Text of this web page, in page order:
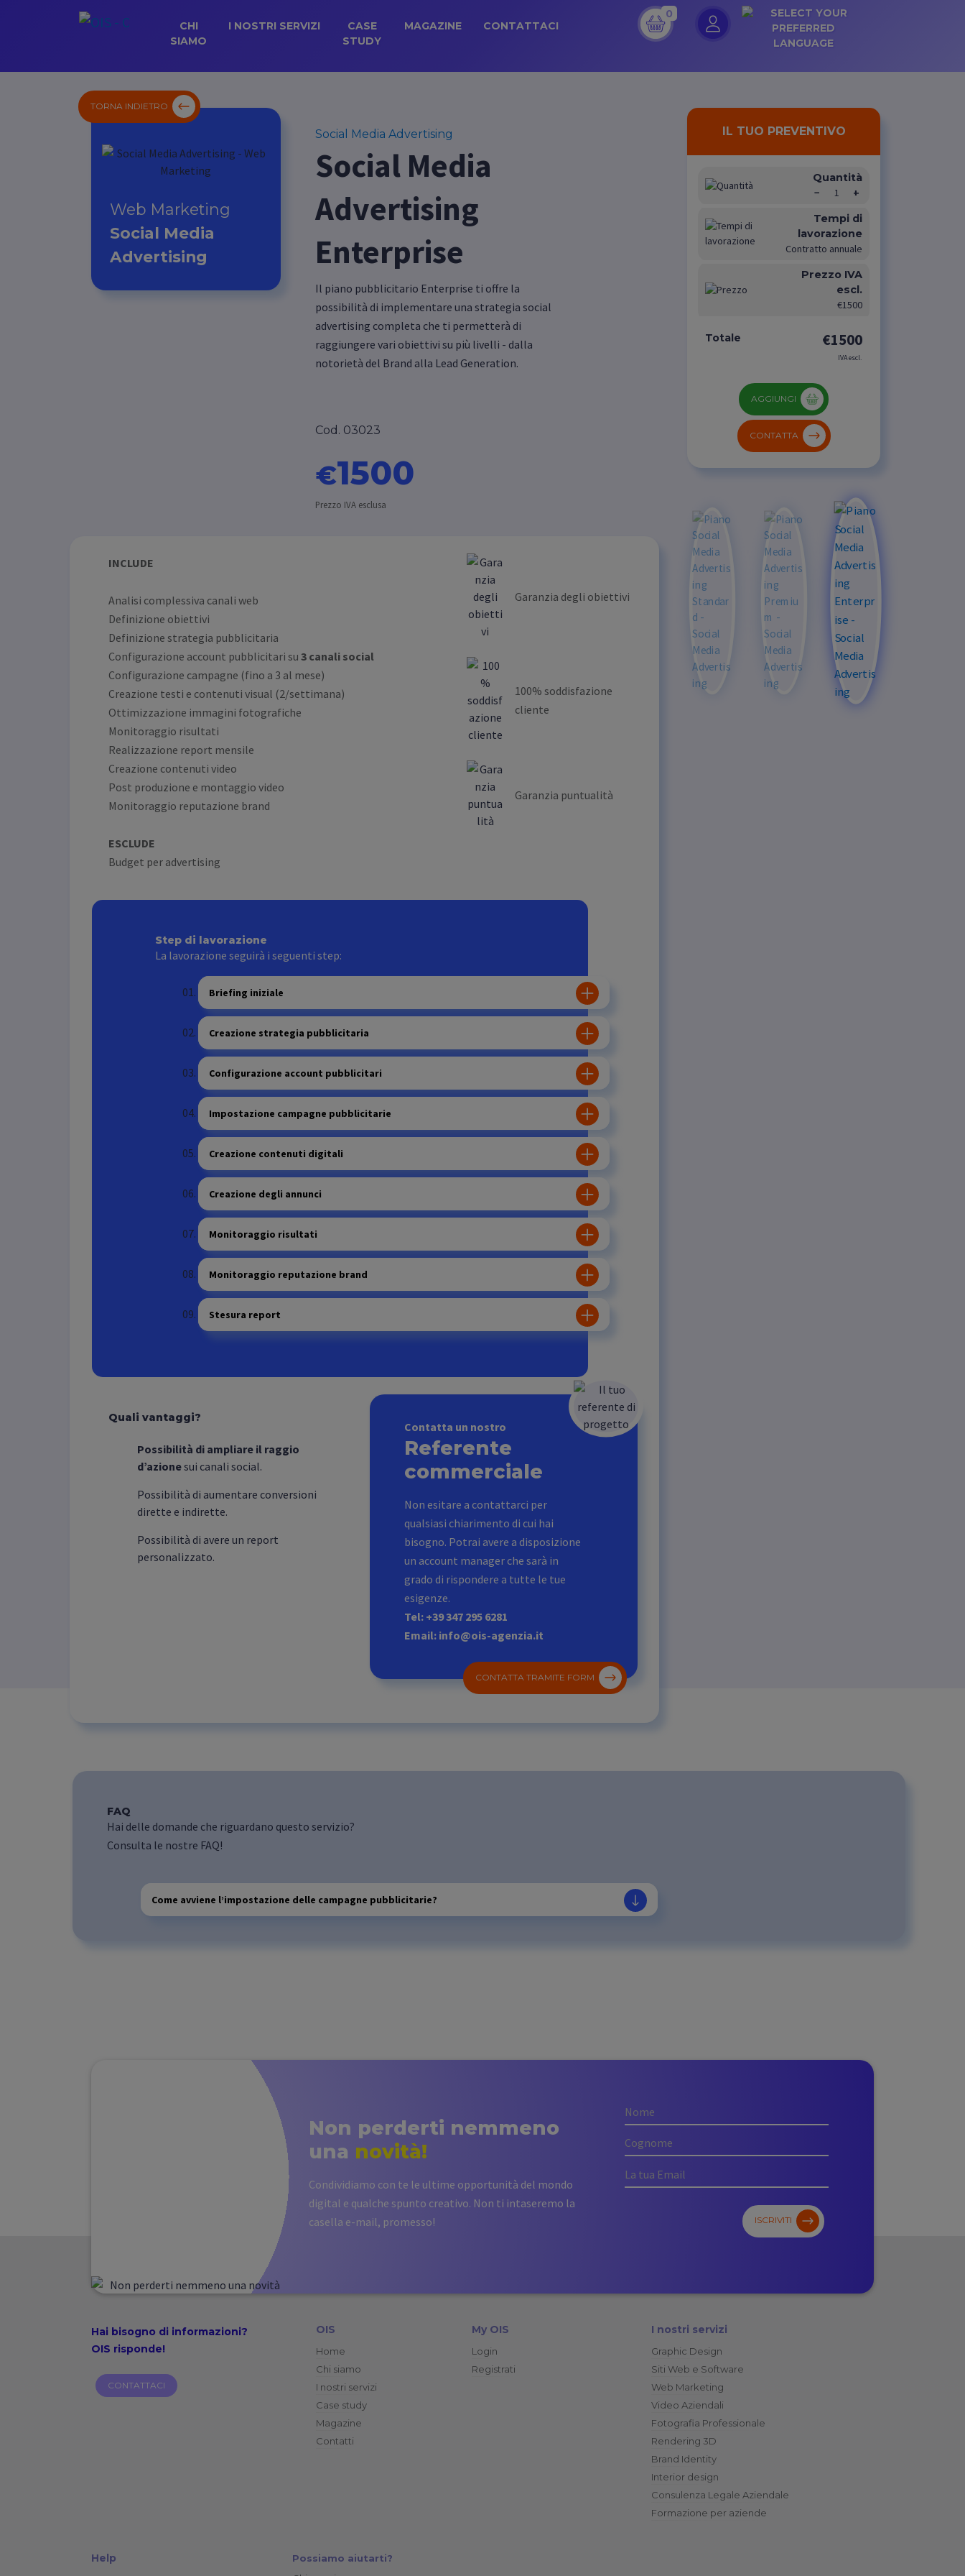
CHI
SIAMO
I NOSTRI SERVIZI
CASE
STUDY
MAGAZINE CONTATTACI
0
IL TUO PREVENTIVO
Quantità
−
1
+
Tempi di
lavorazione
Contratto annuale
Prezzo IVA
escl.
€1500
Totale €1500
IVA escl.
AGGIUNGI
CONTATTA
TORNA INDIETRO
Web Marketing
Social Media
Advertising
Social Media Advertising
Social Media
Advertising
Enterprise
Il piano pubblicitario Enterprise ti offre la
possibilità di implementare una strategia social
advertising completa che ti permetterà di
raggiungere vari obiettivi su più livelli - dalla
notorietà del Brand alla Lead Generation.
Cod. 03023
€1500
Prezzo IVA esclusa
INCLUDE
Analisi complessiva canali web
Definizione obiettivi
Definizione strategia pubblicitaria
Configurazione account pubblicitari su 3 canali social
Configurazione campagne (fino a 3 al mese)
Creazione testi e contenuti visual (2/settimana)
Ottimizzazione immagini fotografiche
Monitoraggio risultati
Realizzazione report mensile
Creazione contenuti video
Post produzione e montaggio video
Monitoraggio reputazione brand
ESCLUDE
Budget per advertising
Garanzia degli obiettivi
100% soddisfazione
cliente
Garanzia puntualità
Step di lavorazione
La lavorazione seguirà i seguenti step:
Briefing iniziale
Creazione strategia pubblicitaria
Configurazione account pubblicitari
Impostazione campagne pubblicitarie
Creazione contenuti digitali
Creazione degli annunci
Monitoraggio risultati
Monitoraggio reputazione brand
Stesura report
Quali vantaggi?
Possibilità di ampliare il raggio
d’azionesui canali social.
Possibilità di aumentare conversioni
dirette e indirette.
Possibilità di avere un report
personalizzato.
Contatta un nostro
Referente
commerciale
Non esitare a contattarci per
qualsiasi chiarimento di cui hai
bisogno. Potrai avere a disposizione
un account manager che sarà in
grado di rispondere a tutte le tue
esigenze.
Tel: +39 347 295 6281
Email: info@ois-agenzia.it
CONTATTA TRAMITE FORM
FAQ
Hai delle domande che riguardano questo servizio?
Consulta le nostre FAQ!
Come avviene l’impostazione delle campagne pubblicitarie?
Non perderti nemmeno
una novità!
Condividiamo con te le ultime opportunità del mondo
digital e qualche spunto creativo. Non ti intaseremo la
casella e-mail, promesso!
ISCRIVITI
Hai bisogno di informazioni?
OIS risponde!
CONTATTACI
OIS
Home
Chi siamo
I nostri servizi
Case study
Magazine
Contatti
My OIS
Login
Registrati
I nostri servizi
Graphic Design
Siti Web e Software
Web Marketing
Video Aziendali
Fotografia Professionale
Rendering 3D
Brand Identity
Interior design
Consulenza Legale Aziendale
Formazione per aziende
Help
Possiamo aiutarti?